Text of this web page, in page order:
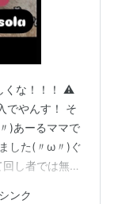
くな！！！ ⚠️
でやんす！ そ
)あーるママで
した(〃ω〃)ぐ
し者では無い
ンク